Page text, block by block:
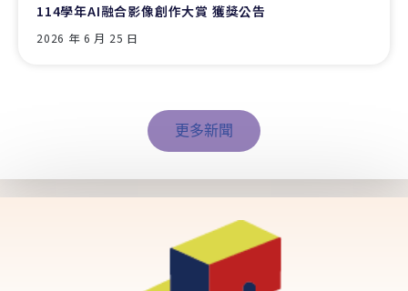
114學年AI融合影像創作大賞 獲獎公告
2026 年 6 月 25 日
更多新聞